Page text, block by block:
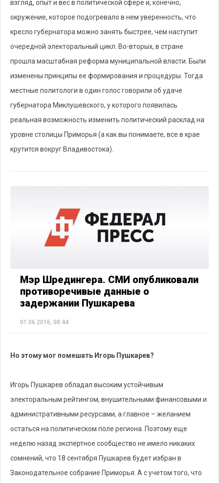
взгляд, опыт и вес в политической сфере и, конечно,
окружение, которое подогревало в нем уверенность, что
кресло губернатора можно занять быстрее, чем наступит
очередной электоральный цикл. Во-вторых, в стране
прошла масштабная реформа муниципальной власти. Были
изменены принципы ее формирования и процедуры. Тогда
местные политологи в один голос говорили об удаче
губернатора Миклушевского, у которого появилась
реальная возможность изменить политический расклад на
уровне столицы Приморья (а как вы понимаете, все в крае
крутится вокруг Владивостока).
Мэр Шредингера. СМИ опубликовали
противоречивые данные о
задержании Пушкарева
01.06.2016, 08:44
Но этому мог помешать Игорь Пушкарев?
Игорь Пушкарев обладал высоким устойчивым
электоральным рейтингом, внушительными финансовыми и
административными ресурсами, а главное – желанием
остаться на политическом поле региона. Поэтому еще
неделю назад экспертное сообщество не имело никаких
сомнений, что 18 сентября Пушкарев будет избран в
Законодательное собрание Приморья. А с учетом того, что